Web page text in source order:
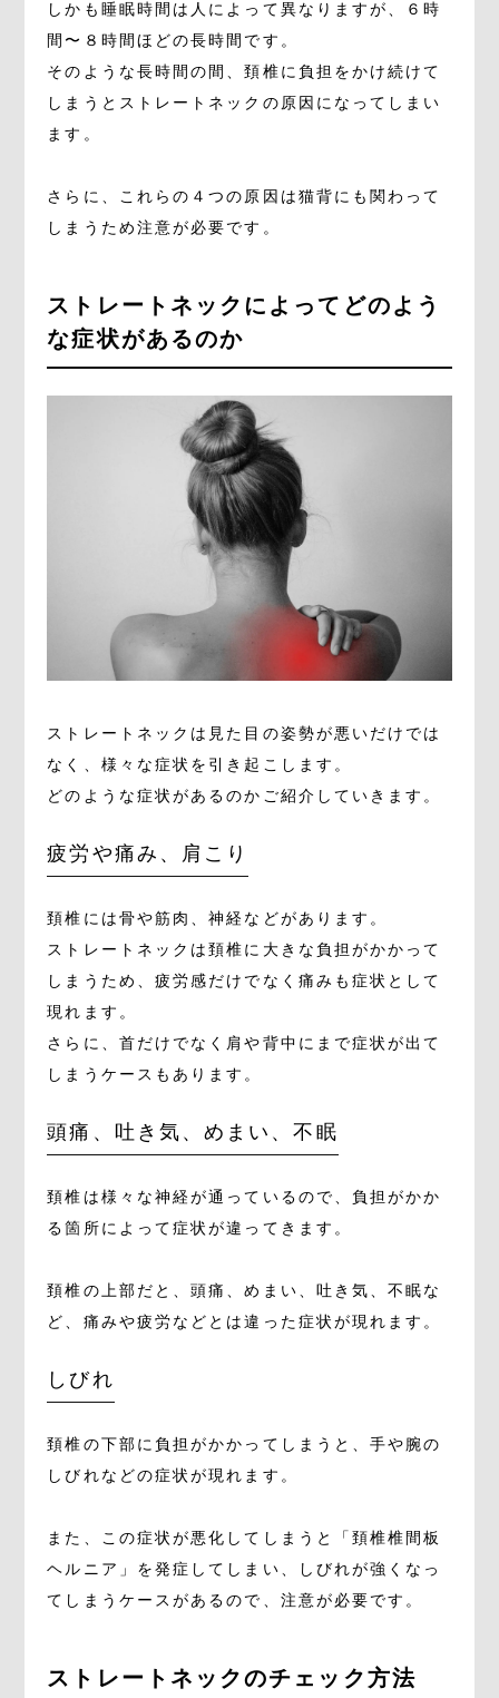
しかも睡眠時間は人によって異なりますが、６時
間〜８時間ほどの長時間です。
そのような長時間の間、頚椎に負担をかけ続けて
しまうとストレートネックの原因になってしまい
ます。
さらに、これらの４つの原因は猫背にも関わって
しまうため注意が必要です。
ストレートネックによってどのよう
な症状があるのか
ストレートネックは見た目の姿勢が悪いだけでは
なく、様々な症状を引き起こします。
どのような症状があるのかご紹介していきます。
疲労や痛み、肩こり
頚椎には骨や筋肉、神経などがあります。
ストレートネックは頚椎に大きな負担がかかって
しまうため、疲労感だけでなく痛みも症状として
現れます。
さらに、首だけでなく肩や背中にまで症状が出て
しまうケースもあります。
頭痛、吐き気、めまい、不眠
頚椎は様々な神経が通っているので、負担がかか
る箇所によって症状が違ってきます。
頚椎の上部だと、頭痛、めまい、吐き気、不眠な
ど、痛みや疲労などとは違った症状が現れます。
しびれ
頚椎の下部に負担がかかってしまうと、手や腕の
しびれなどの症状が現れます。
また、この症状が悪化してしまうと「頚椎椎間板
ヘルニア」を発症してしまい、しびれが強くなっ
てしまうケースがあるので、注意が必要です。
ストレートネックのチェック方法